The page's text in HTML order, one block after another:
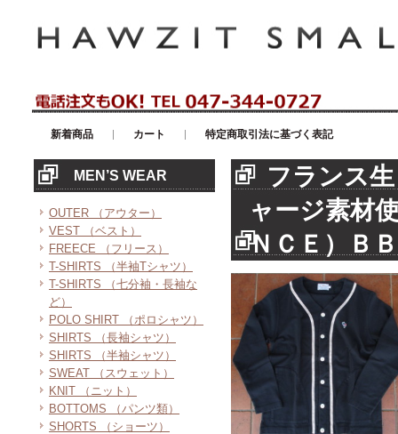
新着商品 カート 特定商取引法に基づく表記
MEN’S WEAR
OUTER （アウター）
VEST （ベスト）
FREECE （フリース）
T-SHIRTS （半袖Tシャツ）
T-SHIRTS （七分袖・長袖な
ど）
POLO SHIRT （ポロシャツ）
SHIRTS （長袖シャツ）
SHIRTS （半袖シャツ）
SWEAT （スウェット）
KNIT （ニット）
BOTTOMS （パンツ類）
SHORTS （ショーツ）
フランス
ャージ素材
ＮＣＥ）Ｂ